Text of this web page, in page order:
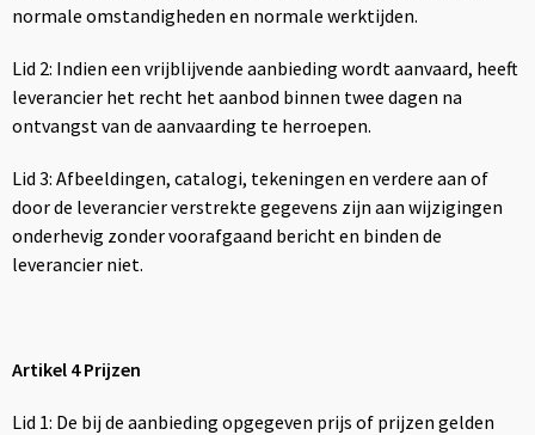
Duffeltassen
Goodiebags
normale omstandigheden en normale werktijden.
Lid 2: Indien een vrijblijvende aanbieding wordt aanvaard, heeft
leverancier het recht het aanbod binnen twee dagen na
ontvangst van de aanvaarding te herroepen.
Lid 3: Afbeeldingen, catalogi, tekeningen en verdere aan of
door de leverancier verstrekte gegevens zijn aan wijzigingen
onderhevig zonder voorafgaand bericht en binden de
leverancier niet.
Artikel 4 Prijzen
Lid 1: De bij de aanbieding opgegeven prijs of prijzen gelden